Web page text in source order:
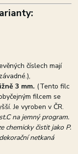
číslech mají
3 mm. (Tento filc
filcem se
Je vyroben v ČR.
na jemný program.
chemicky čistit jako P.
netkaná